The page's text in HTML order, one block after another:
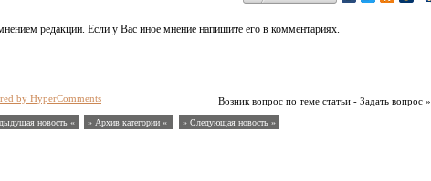
редакции. Если у Вас иное мнение напишите его в комментариях.
Возник вопрос по теме статьи - Задать вопрос »
by HyperComments
новость « » Архив категории « » Следующая новость »